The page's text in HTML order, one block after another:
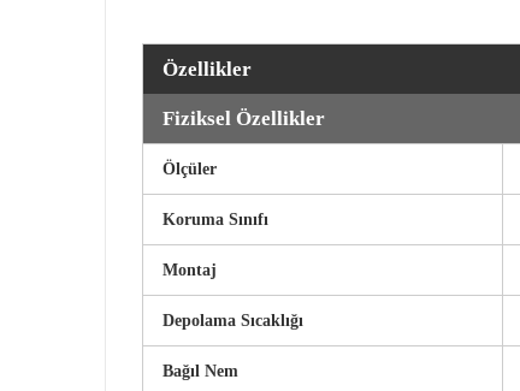
Özellikler
Fiziksel Özellikler
Ölçüler
Koruma Sınıfı
Montaj
Depolama Sıcaklığı
Bağıl Nem